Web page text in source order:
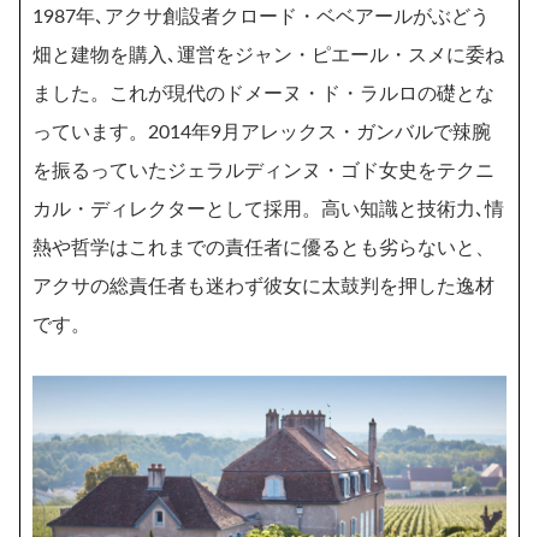
1987年､アクサ創設者クロード・ベベアールがぶどう
畑と建物を購入､運営をジャン・ピエール・スメに委ね
ました。これが現代のドメーヌ・ド・ラルロの礎とな
っています。2014年9月アレックス・ガンバルで辣腕
を振るっていたジェラルディンヌ・ゴド女史をテクニ
カル・ディレクターとして採用。高い知識と技術力､情
熱や哲学はこれまでの責任者に優るとも劣らないと、
アクサの総責任者も迷わず彼女に太鼓判を押した逸材
です。